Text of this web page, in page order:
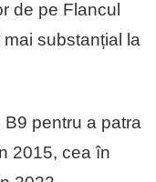
de pe Flancul
substanțial la
pentru a patra
2015, cea în